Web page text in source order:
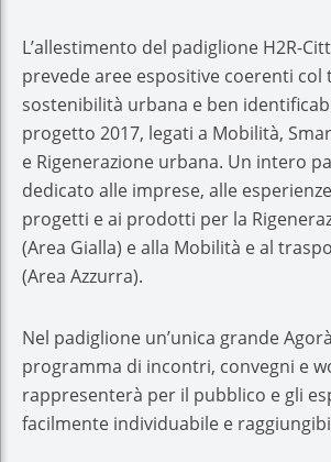
L’allestimento del padiglione H2R-
prevede aree espositive coerenti col
sostenibilità urbana e ben
progetto 2017, legati a Mobilità,
e Rigenerazione urbana. Un intero
dedicato alle imprese, alle
progetti e ai prodotti per la
(Area Gialla) e alla Mobilità e al
(Area Azzurra).
Nel padiglione un’unica grande
programma di incontri, convegni e
rappresenterà per il pubblico e gli
facilmente individuabile e